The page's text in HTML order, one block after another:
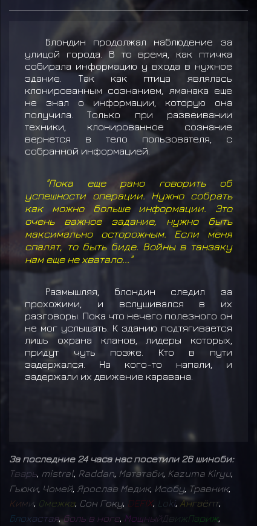
Блондин продолжал наблюдение за
улицой города. В то время, как птичка
собирала информацию у входа в нужное
здание. Так как птица являлась
клонированным сознанием, яманака еще
не знал о информации, которую она
получила. Только при развеивании
техники, клонированное сознание
вернется в тело пользователя, с
собранной информацией.
"Пока еще рано говорить об
успешности операции. Нужно собрать
как можно больше информации. Это
очень важное задание, нужно быть
максимально осторожным. Если меня
спалят, то быть биде. Войны в танзаку
нам еще не хватало..."
Размышляя, блондин следил за
прохожими, и вслушивался в их
разговоры. Пока что нечего полезного он
не мог услышать. К зданию подтягивается
лишь охрана кланов, лидеры которых,
придут чуть позже. Кто в пути
задержался. На кого-то напали, и
задержали их движение каравана.
За последние 24 часа нас посетили 26 шиноби:
Тварь mistral Raddan Мататаби, Kazuma Kiryu,
Гьюки, Чомей, Ярослав Медик, Исобу, Травник,
Кими Омежка, Сон Гоку, DEFIX, L oki, Ангаёпт,
Блохастая,боль в ноге Мощный вижПариж,